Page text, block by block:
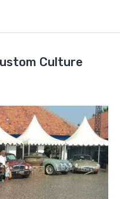
Culture